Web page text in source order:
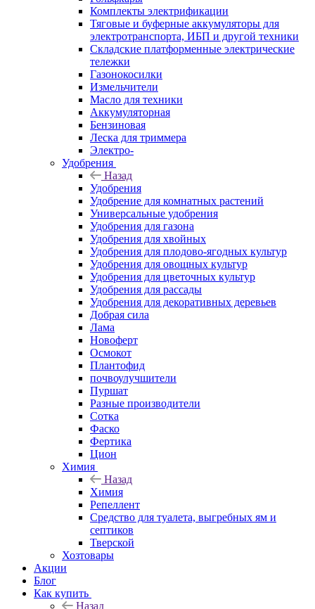
Комплекты электрификации
Тяговые и буферные аккумуляторы для
электротранспорта, ИБП и другой техники
Складские платформенные электрические
тележки
Газонокосилки
Измельчители
Масло для техники
Аккумуляторная
Бензиновая
Леска для триммера
Электро-
Удобрения
Назад
Удобрения
Удобрение для комнатных растений
Универсальные удобрения
Удобрения для газона
Удобрения для хвойных
Удобрения для плодово-ягодных культур
Удобрения для овощных культур
Удобрения для цветочных культур
Удобрения для рассады
Удобрения для декоративных деревьев
Добрая сила
Лама
Новоферт
Осмокот
Плантофид
почвоулучшители
Пуршат
Разные производители
Сотка
Фаско
Фертика
Цион
Химия
Назад
Химия
Репеллент
Средство для туалета, выгребных ям и
септиков
Тверской
Хозтовары
Акции
Блог
Как купить
Назад